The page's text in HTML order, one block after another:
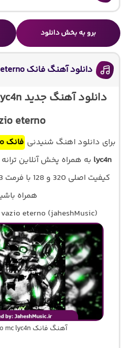
برو به بخش دانلود
دانلود آهنگ فانک vazio eterno از mc lyc4n
eterno
برای دانلود اهنگ شنیدنی فانک vazio eterno
lyc4n به همراه پخش آنلاین
همراه
eterno (jaheshMusic)
آهنگ فانک vazio eterno mc lyc4n